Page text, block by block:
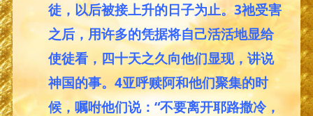
徒，以后被接上升的日子为止。3祂受害
之后，用许多的凭据将自己活活地显给
使徒看，四十天之久向他们显现，讲说
神国的事。4亚呼赎阿和他们聚集的时
候，嘱咐他们说：“不要离开耶路撒冷，